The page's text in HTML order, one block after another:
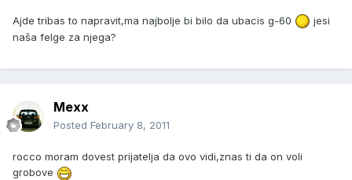
Ajde tribas to napravit,ma najbolje bi bilo da ubacis g-60
jesi
naša felge za njega?
Mexx
Posted February 8, 2011
rocco moram dovest prijatelja da ovo vidi,znas ti da on voli
grobove